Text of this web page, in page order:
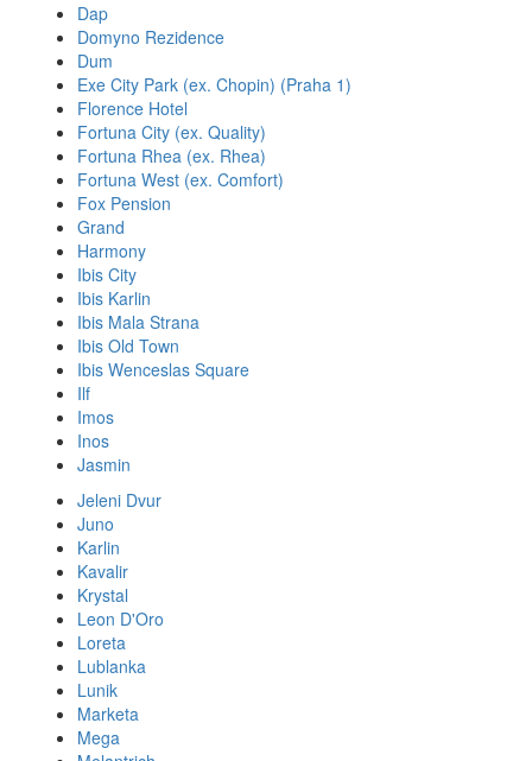
Dap
Domyno Rezidence
Dum
Exe City Park (ex. Chopin) (Praha 1)
Florence Hotel
Fortuna City (ex. Quality)
Fortuna Rhea (ex. Rhea)
Fortuna West (ex. Comfort)
Fox Pension
Grand
Harmony
Ibis City
Ibis Karlin
Ibis Mala Strana
Ibis Old Town
Ibis Wenceslas Square
Ilf
Imos
Inos
Jasmin
Jeleni Dvur
Juno
Karlin
Kavalir
Krystal
Leon D'Oro
Loreta
Lublanka
Lunik
Marketa
Mega